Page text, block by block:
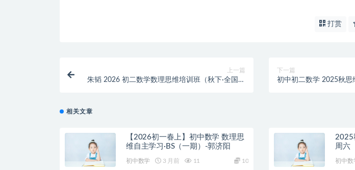
打赏
上一篇
朱韬 2026 初二数学数理思维培训班（秋下·全国版
下一篇
初中初二数学 2025秋思
相关文章
【2026初一春上】初中数学 数理思
维自主学习·BS（一期）-郭济阳
初中数学 3 月前 11 10
2025
周六
初中数